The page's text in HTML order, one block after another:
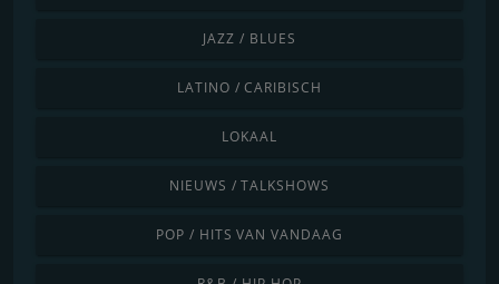
JAZZ / BLUES
LATINO / CARIBISCH
LOKAAL
NIEUWS / TALKSHOWS
POP / HITS VAN VANDAAG